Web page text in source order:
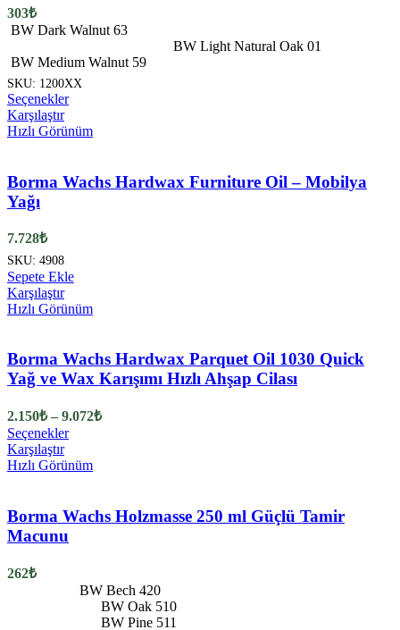
303₺
BW Dark Walnut 63
BW Light Natural Oak 01
BW Medium Walnut 59
SKU: 1200XX
SeçeneklerBu
birden
var.
Seçenekler
Karşılaştır
Hızlı Görünüm
Borma Wachs Hardwax Furniture Oil – Mobilya
Yağı
7.728₺
SKU: 4908
Sepete Ekle
Karşılaştır
Hızlı Görünüm
Borma Wachs Hardwax Parquet Oil 1030 Quick
Yağ ve Wax Karışımı Hızlı Ahşap Cilası
2.150₺ – 9.072₺Fiyat
SeçeneklerBu
birden
var.
Seçenekler
ürün
Karşılaştır
Hızlı Görünüm
Borma Wachs Holzmasse 250 ml Güçlü Tamir
Macunu
262₺
BW Bech 420
BW Oak 510
BW Pine 511